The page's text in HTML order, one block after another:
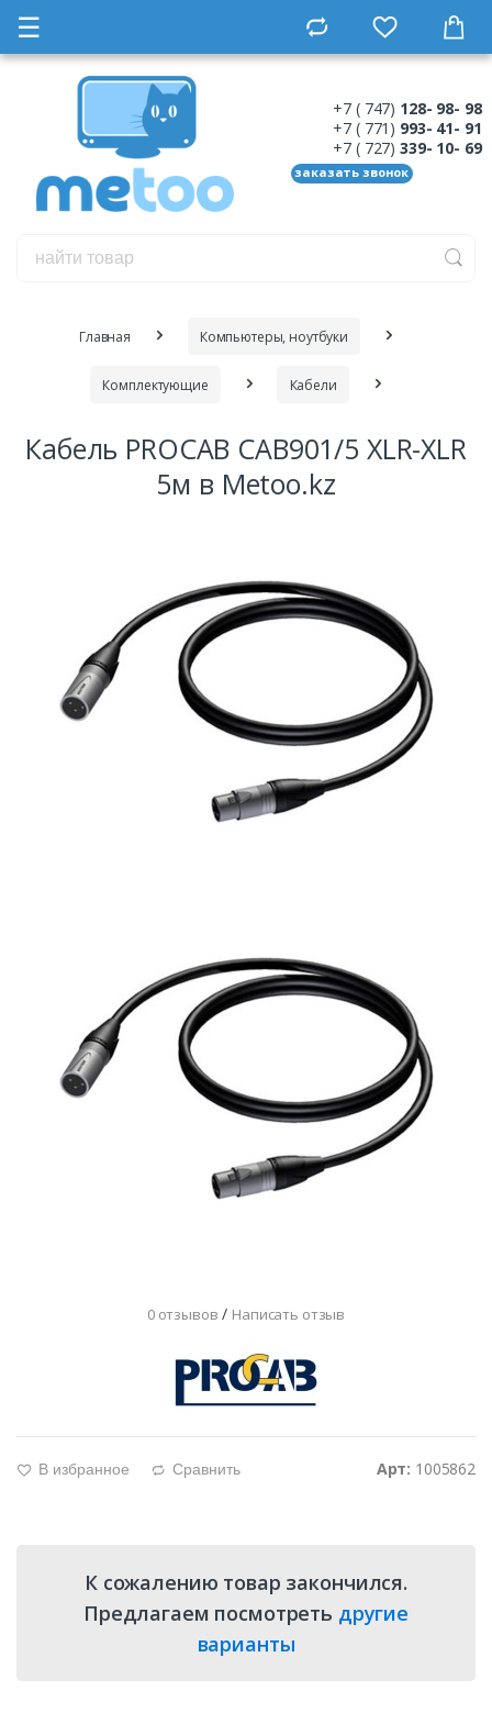
☰
+7 ( 747) 128- 98- 98
+7 ( 771) 993- 41- 91
+7 ( 727) 339- 10- 69
заказать звонок
Главная Компьютеры, ноутбуки
Комплектующие Кабели
Кабель PROCAB CAB901/5 XLR-XLR
5м в Metoo.kz
0 отзывов / Написать отзыв
Арт: 1005862
g В избранное d Сравнить
К сожалению товар закончился.
Предлагаем посмотреть другие
варианты